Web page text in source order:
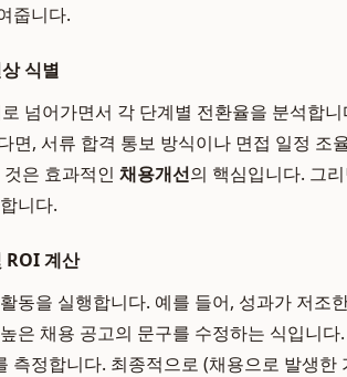
줍니다.
식별
넘어가면서 각 단계별 전환율을 분석합
면, 서류 합격 통보 방식이나 면접 일정 조
은 효과적인 채용개선의 핵심입니다. 그
니다.
ROI 계산
동을 실행합니다. 예를 들어, 성과가 저조
은 채용 공고의 문구를 수정하는 식입니다
측정합니다. 최종적으로 (채용으로 발생한